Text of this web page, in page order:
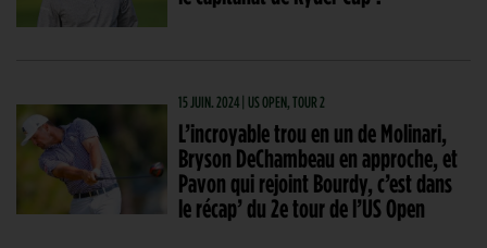
15 JUIN. 2024 | US OPEN, TOUR 2
L’incroyable trou en un de Molinari,
Bryson DeChambeau en approche, et
Pavon qui rejoint Bourdy, c’est dans
le récap’ du 2e tour de l’US Open